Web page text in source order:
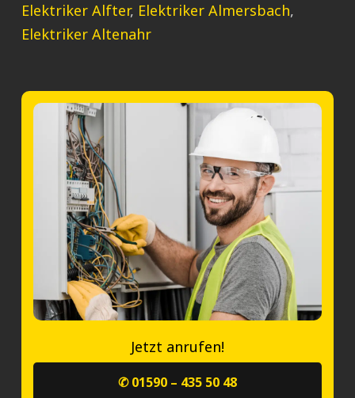
Elektriker Alfter, Elektriker Almersbach,
Elektriker Altenahr
Jetzt anrufen!
✆ 01590 – 435 50 48